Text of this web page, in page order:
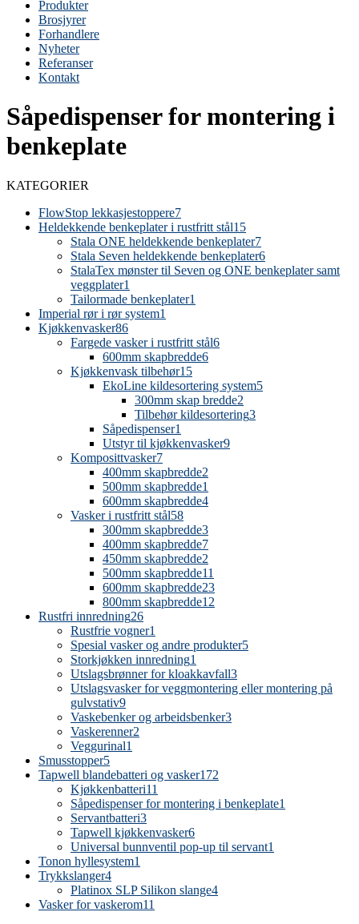
Produkter
Brosjyrer
Forhandlere
Nyheter
Referanser
Kontakt
Såpedispenser for montering i
benkeplate
KATEGORIER
FlowStop lekkasjestoppere7
Heldekkende benkeplater i rustfritt stål15
Stala ONE heldekkende benkeplater7
Stala Seven heldekkende benkeplater6
StalaTex mønster til Seven og ONE benkeplater samt
veggplater1
Tailormade benkeplater1
Imperial rør i rør system1
Kjøkkenvasker86
Fargede vasker i rustfritt stål6
600mm skapbredde6
Kjøkkenvask tilbehør15
EkoLine kildesortering system5
300mm skap bredde2
Tilbehør kildesortering3
Såpedispenser1
Utstyr til kjøkkenvasker9
Komposittvasker7
400mm skapbredde2
500mm skapbredde1
600mm skapbredde4
Vasker i rustfritt stål58
300mm skapbredde3
400mm skapbredde7
450mm skapbredde2
500mm skapbredde11
600mm skapbredde23
800mm skapbredde12
Rustfri innredning26
Rustfrie vogner1
Spesial vasker og andre produkter5
Storkjøkken innredning1
Utslagsbrønner for kloakkavfall3
Utslagsvasker for veggmontering eller montering på
gulvstativ9
Vaskebenker og arbeidsbenker3
Vaskerenner2
Veggurinal1
Smusstopper5
Tapwell blandebatteri og vasker172
Kjøkkenbatteri11
Såpedispenser for montering i benkeplate1
Servantbatteri3
Tapwell kjøkkenvasker6
Universal bunnventil pop-up til servant1
Tonon hyllesystem1
Trykkslanger4
Platinox SLP Silikon slange4
Vasker for vaskerom11